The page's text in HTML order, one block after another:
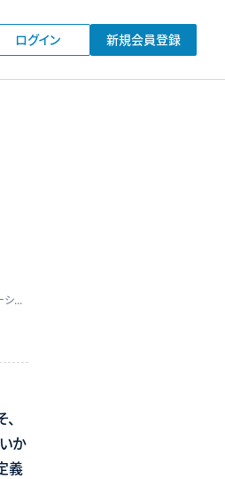
ログイン 新規会員登録
福岡整形外科病院 リハビリテーション科 科長
か
義